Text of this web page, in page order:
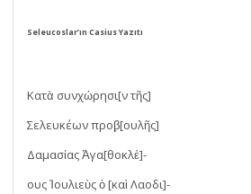
Seleucoslar’ın Casius Yazıtı
Κατὰ συνχώρησι[ν τῆς]
Σελευκέων προβ̣[ουλῆς]
Δαμασίας Ἀγα[θοκλέ]-
ους Ἰουλιεὺς ὁ [καὶ Λαοδι]-